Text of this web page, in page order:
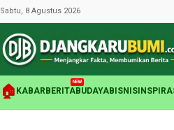
Sabtu, 8 Agustus 2026
🏠 KABAR BERITA
NEW
BUDAYABISNIS